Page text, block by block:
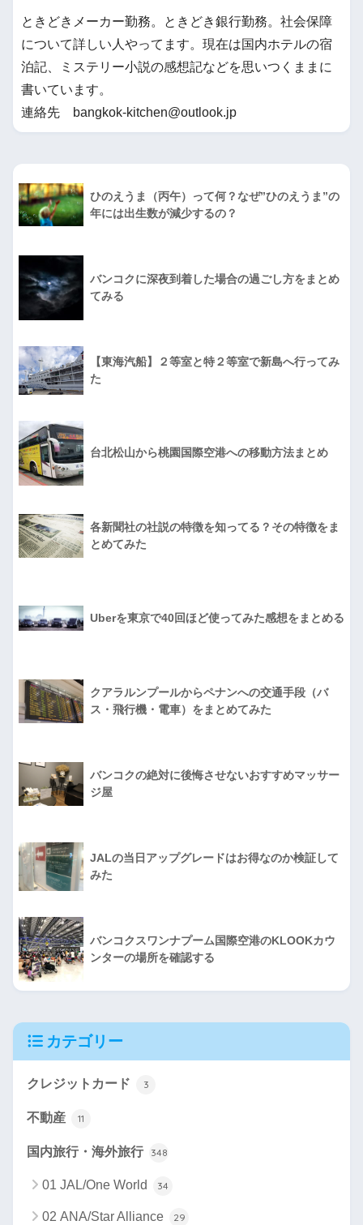
ときどきメーカー勤務。ときどき銀行勤務。社会保障
について詳しい人やってます。現在は国内ホテルの宿
泊記、ミステリー小説の感想記などを思いつくままに
書いています。
連絡先 bangkok-kitchen@outlook.jp
ひのえうま（丙午）って何？なぜ”ひのえうま”の
年には出生数が減少するの？
バンコクに深夜到着した場合の過ごし方をまとめ
てみる
【東海汽船】２等室と特２等室で新島へ行ってみ
た
台北松山から桃園国際空港への移動方法まとめ
各新聞社の社説の特徴を知ってる？その特徴をま
とめてみた
Uberを東京で40回ほど使ってみた感想をまとめる
クアラルンプールからペナンへの交通手段（バ
ス・飛行機・電車）をまとめてみた
バンコクの絶対に後悔させないおすすめマッサー
ジ屋
JALの当日アップグレードはお得なのか検証して
みた
バンコクスワンナプーム国際空港のKLOOKカウ
ンターの場所を確認する
カテゴリー
クレジットカード 3
不動産 11
国内旅行・海外旅行 348
01 JAL/One World 34
02 ANA/Star Alliance 29